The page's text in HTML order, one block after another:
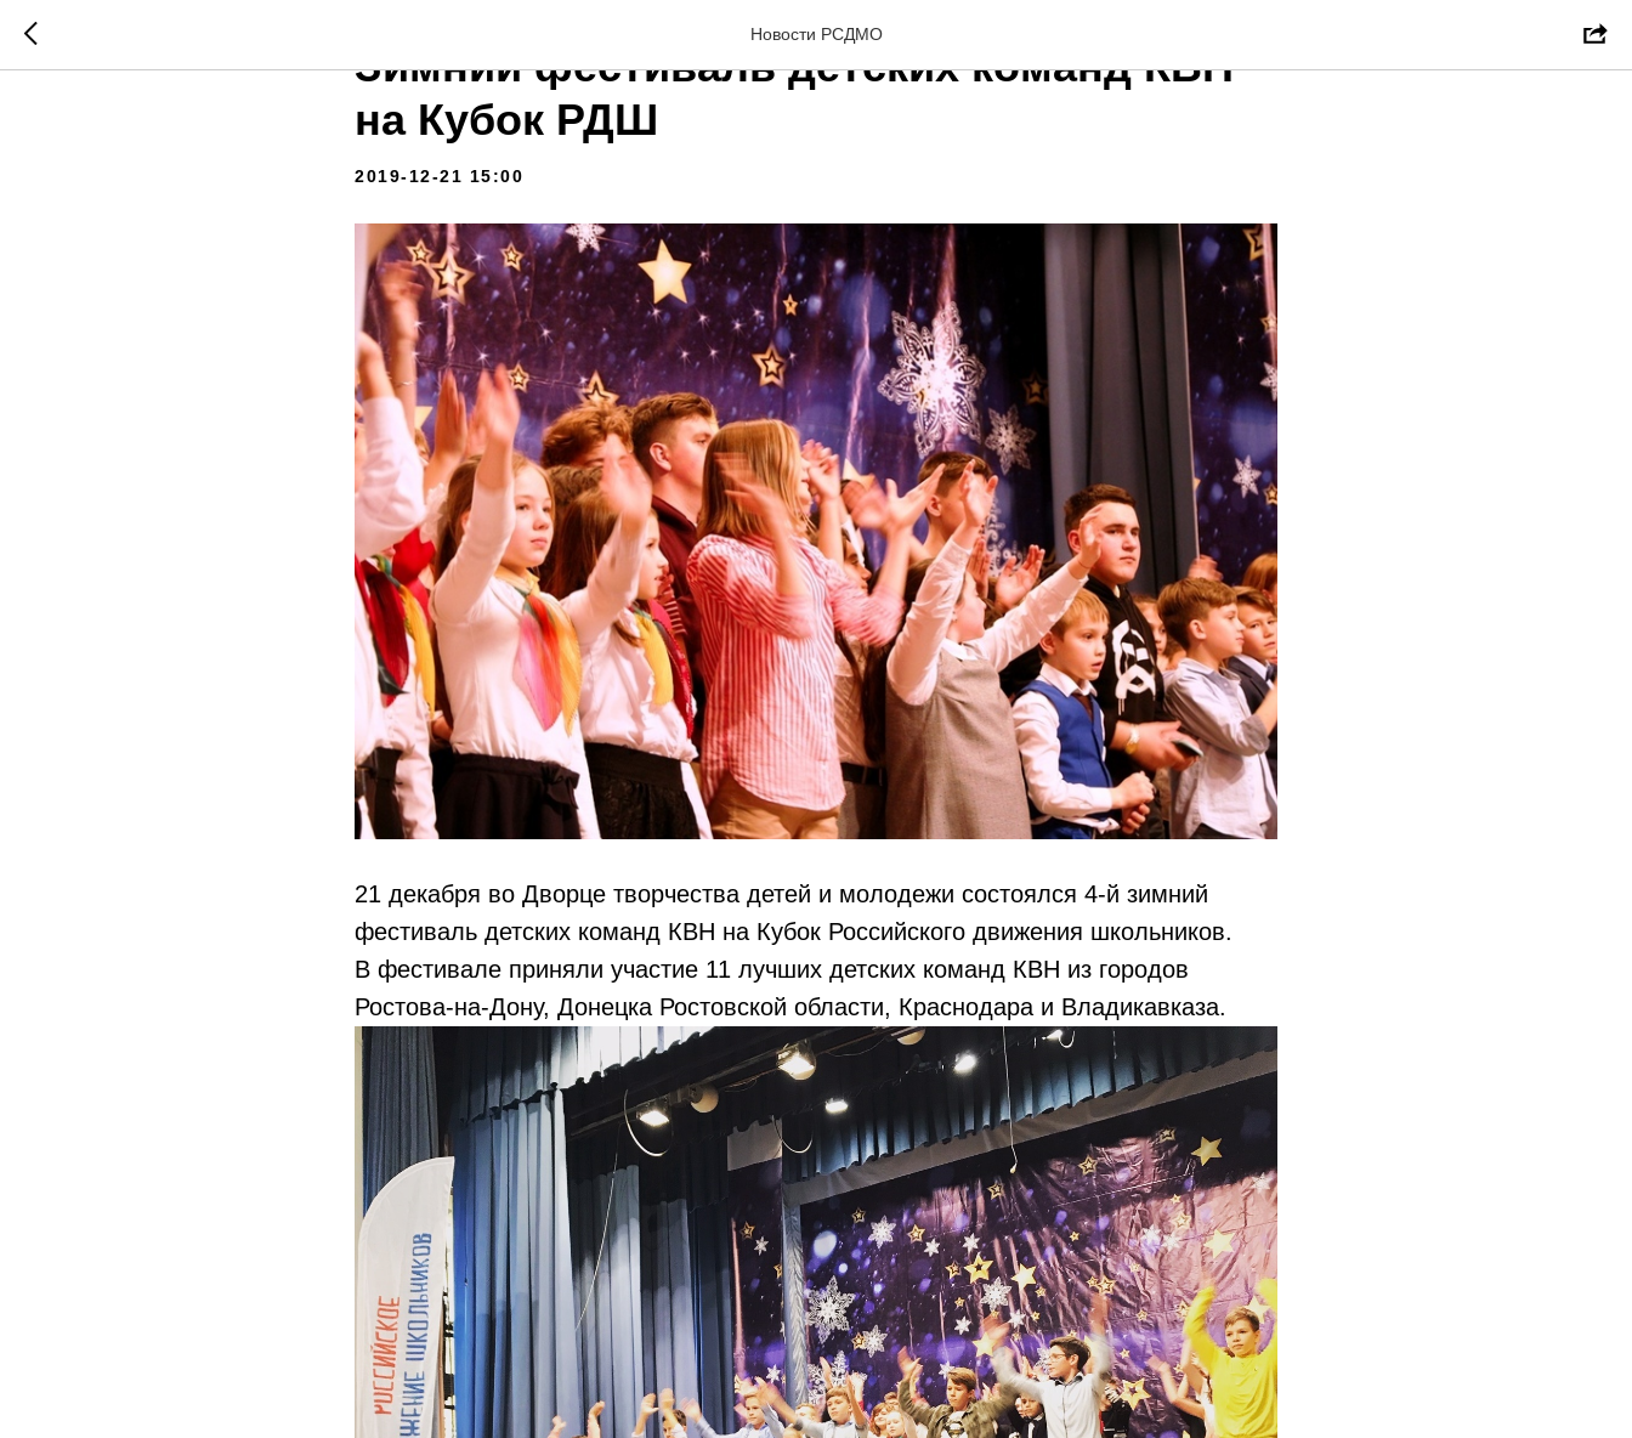
Новости РСДМО
Зимний фестиваль детских команд КВН
на Кубок РДШ
2019-12-21 15:00
21 декабря во Дворце творчества детей и молодежи состоялся 4-й зимний
фестиваль детских команд КВН на Кубок Российского движения школьников.
В фестивале приняли участие 11 лучших детских команд КВН из городов
Ростова-на-Дону, Донецка Ростовской области, Краснодара и Владикавказа.